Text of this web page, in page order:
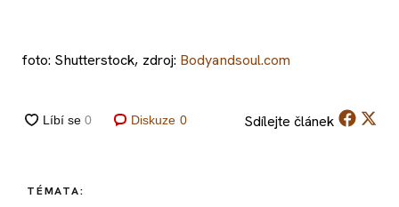
foto: Shutterstock, zdroj: Bodyandsoul.com
Diskuze 0 Sdílejte článek
TÉMATA: